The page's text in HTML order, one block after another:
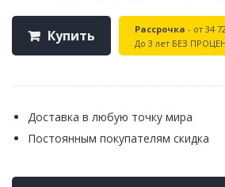
Купить Рассрочка - от 34
До 3 лет БЕЗ
Доставка в любую точку мира
Постоянным покупателям скидка